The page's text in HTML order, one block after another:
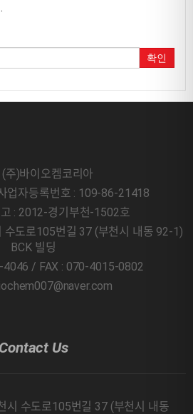
확인
(주)바이오켐코리아
자등록번호 : 109-86-21418
: 2012-경기부천-1502호
수도로105번길 37 (부천시 내동 92-1)
BCK 빌딩
/ FAX : 070-4015-0802
Contact Us
시 수도로105번길 37 (부천시 내동